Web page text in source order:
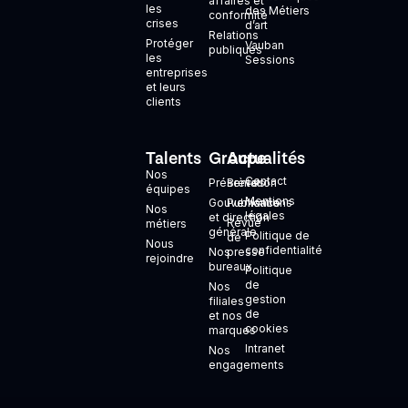
les
crises
Protéger
les
entreprises
et leurs
clients
conformité
Relations
publiques
des Métiers
d’art
Vauban
Sessions
Talents
Nos
équipes
Nos
métiers
Nous
rejoindre
Groupe
Présentation
Gouvernance
et direction
générale
Nos
bureaux
Nos
filiales
et nos
marques
Nos
engagements
Actualités
Brèves
Publications
Revue
de
presse
+
Contact
Mentions
légales
Politique de
confidentialité
Politique
de
gestion
de
cookies
Intranet